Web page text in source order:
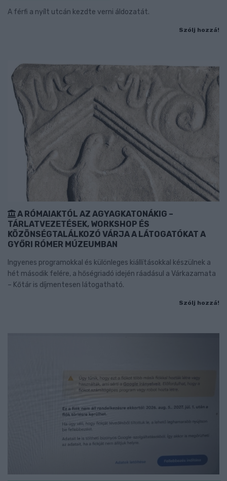
A férfi a nyílt utcán kezdte verni áldozatát.
Szólj hozzá!
A RÓMAIAKTÓL AZ AGYAGKATONÁKIG –
TÁRLATVEZETÉSEK, WORKSHOP ÉS
KÖZÖNSÉGTALÁLKOZÓ VÁRJA A LÁTOGATÓKAT A
GYŐRI RÓMER MÚZEUMBAN
Ingyenes programokkal és különleges kiállításokkal készülnek a
hét második felére, a hőségriadó idején ráadásul a Várkazamata
– Kőtár is díjmentesen látogatható.
Szólj hozzá!